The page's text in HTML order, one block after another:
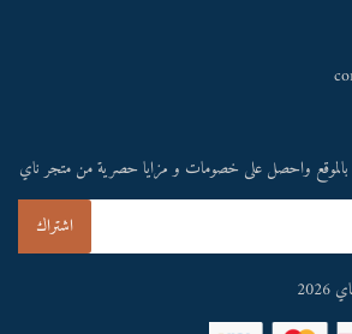
بالموقع واحصل على خصومات و مزايا حصرية من متجر ناي